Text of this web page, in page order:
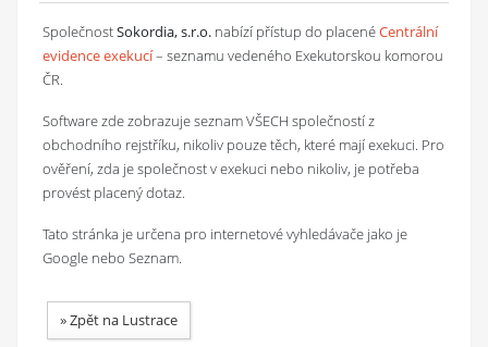
SpolečnostSokordia, s.r.o. nabízí přístup do placenéCentrální
evidence exekucí– seznamu vedeného Exekutorskou komorou
ČR.
Software zde zobrazuje seznam VŠECH společností z
obchodního rejstříku, nikoliv pouze těch, které mají exekuci. Pro
ověření, zda je společnost v exekuci nebo nikoliv, je potřeba
provést placený dotaz.
Tato stránka je určena pro internetové vyhledávače jako je
Google nebo Seznam.
»Zpět na Lustrace